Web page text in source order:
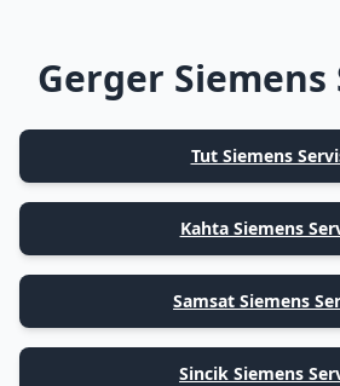
Gerger
Tut Siemens
Kahta Siemens
Samsat Siemens
Sincik Siemens